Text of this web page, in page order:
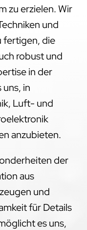
zu erzielen. Wir
und
fertigen, die
robust und
in der
in
Luft- und
anzubieten.
der
aus
und
für Details
es uns,